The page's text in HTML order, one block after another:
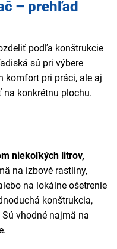
– prehľad
podľa konštrukcie
sú pri výbere
komfort pri práci, ale aj
konkrétnu plochu.
niekoľkých litrov,
na izbové rastliny,
na lokálne ošetrenie
konštrukcia,
vhodné najmä na